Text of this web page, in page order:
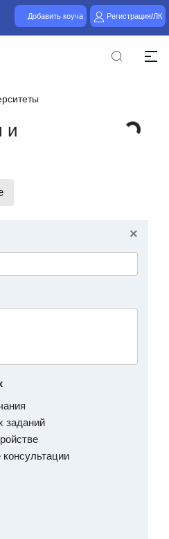
Добавить коуча Регистрация/ЛК
и
×
заданий